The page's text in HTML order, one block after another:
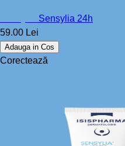
Sensylia 24h
59.00 Lei
Adauga in Cos
Corectează